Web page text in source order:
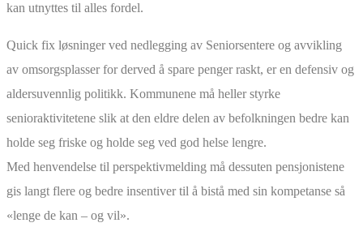
kan utnyttes til alles fordel.
Quick fix løsninger ved nedlegging av Seniorsentere og avvikling
av omsorgsplasser for derved å spare penger raskt, er en defensiv og
aldersuvennlig politikk. Kommunene må heller styrke
senioraktivitetene slik at den eldre delen av befolkningen bedre kan
holde seg friske og holde seg ved god helse lengre.
Med henvendelse til perspektivmelding må dessuten pensjonistene
gis langt flere og bedre insentiver til å bistå med sin kompetanse så
«lenge de kan – og vil».